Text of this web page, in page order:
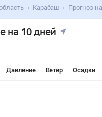
Карабаш Прогноз
на 10 дней
Давление Ветер Осадки